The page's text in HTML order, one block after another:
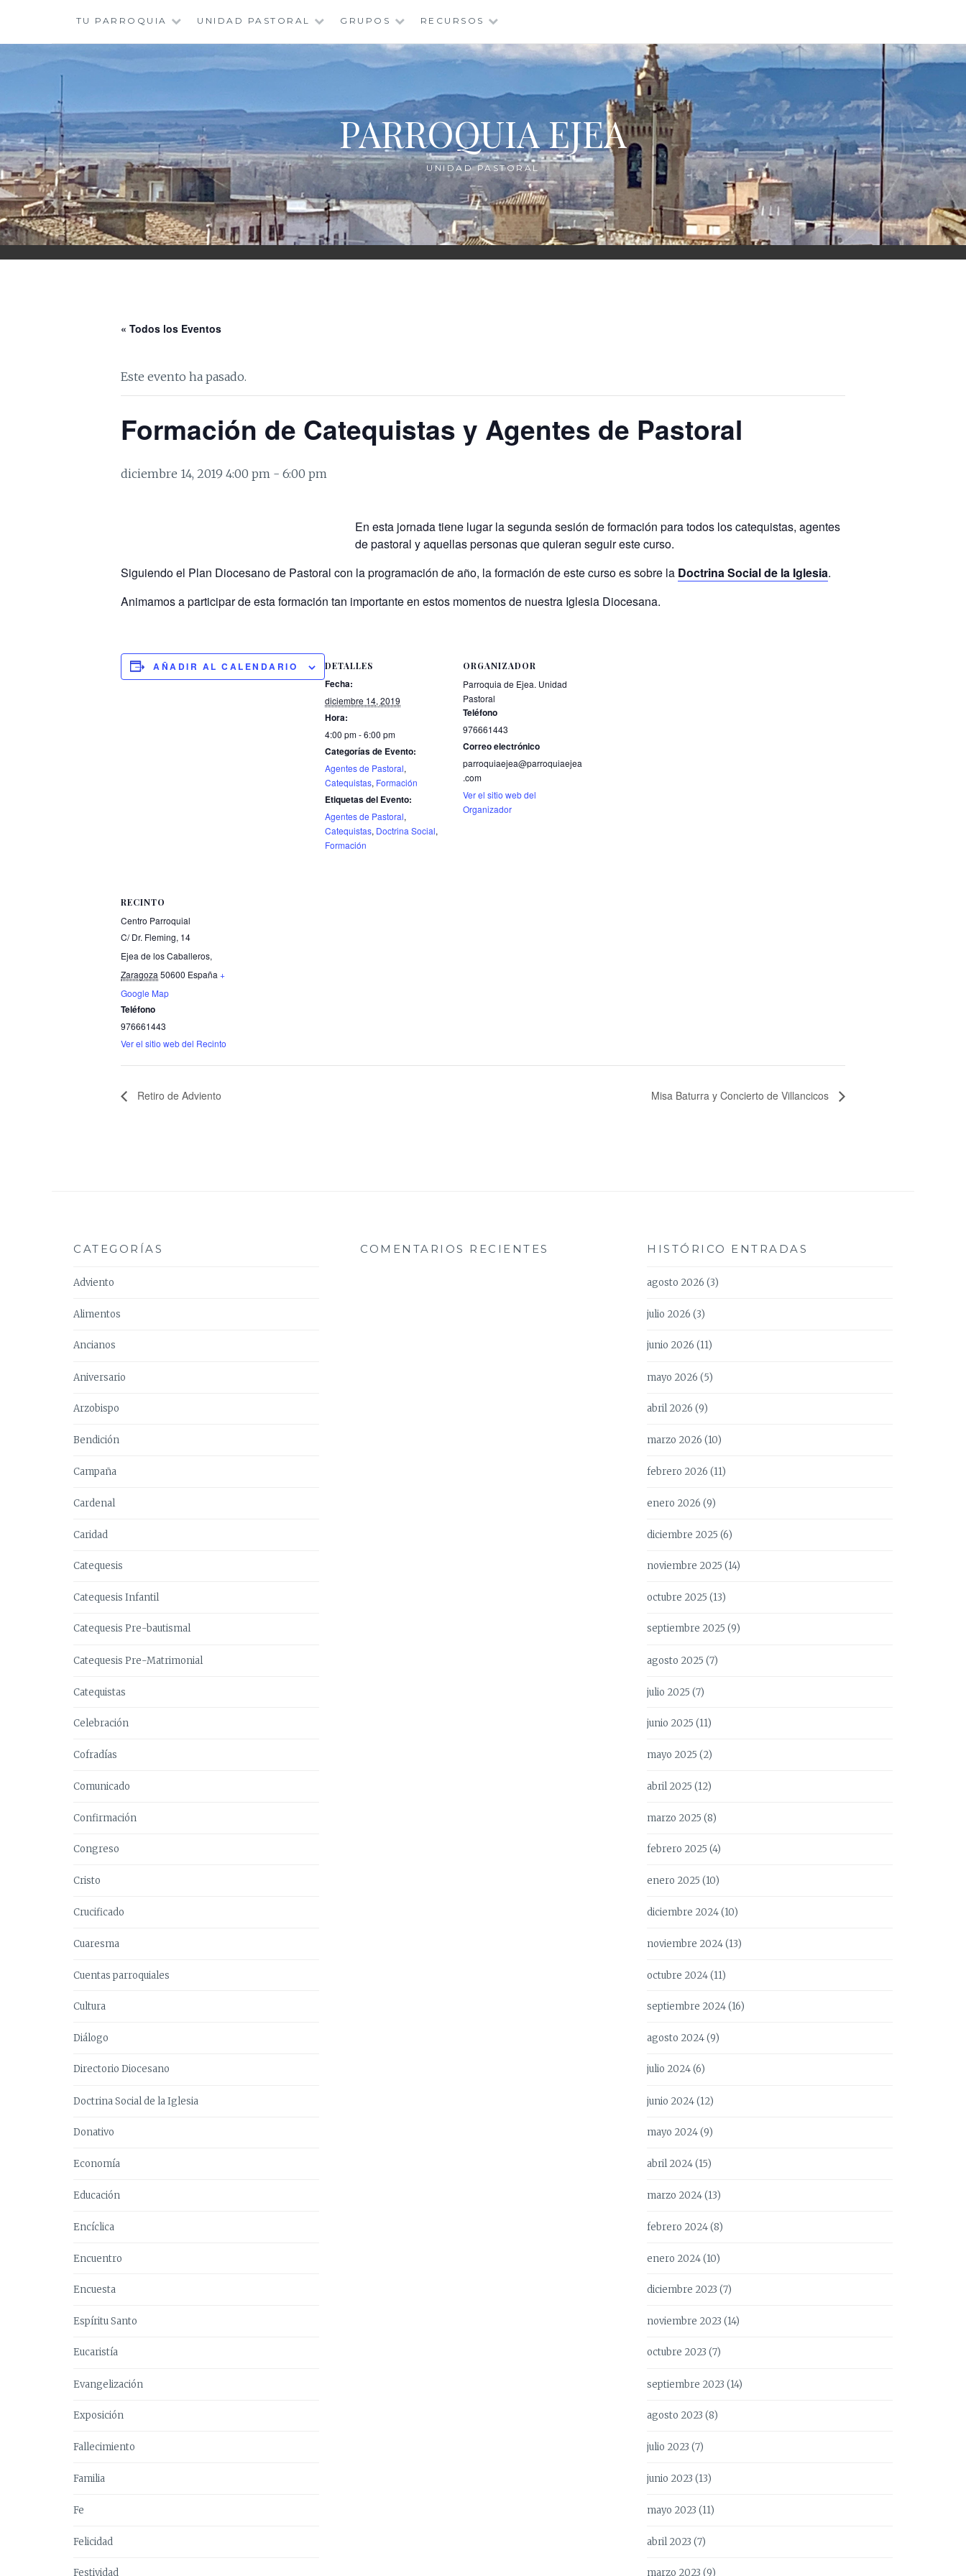
contenido
TU PARROQUIA UNIDAD PASTORAL GRUPOS RECURSOS
PARROQUIA EJEA
UNIDAD PASTORAL
« Todos los Eventos
Este evento ha pasado.
Formación de Catequistas y Agentes de Pastoral
diciembre 14, 2019 4:00 pm - 6:00 pm
En esta jornada tiene lugar la segunda sesión de formación para todos los catequistas, agentes
de pastoral y aquellas personas que quieran seguir este curso.
Siguiendo el Plan Diocesano de Pastoral con la programación de año, la formación de este curso es sobre la Doctrina Social de la Iglesia.
Animamos a participar de esta formación tan importante en estos momentos de nuestra Iglesia Diocesana.
AÑADIR AL CALENDARIO DETALLES
Fecha:
diciembre 14, 2019
Hora:
4:00 pm - 6:00 pm
Categorías de Evento:
Agentes de Pastoral,
Catequistas, Formación
Etiquetas del Evento:
Agentes de Pastoral,
Catequistas, Doctrina Social,
Formación
ORGANIZADOR
Parroquia de Ejea. Unidad
Pastoral
Teléfono
976661443
Correo electrónico
parroquiaejea@parroquiaejea
.com
Ver el sitio web del
Organizador
RECINTO
Centro Parroquial
C/ Dr. Fleming, 14
Ejea de los Caballeros,
Zaragoza 50600 España +
Google Map
Teléfono
976661443
Ver el sitio web del Recinto
Retiro de Adviento Misa Baturra y Concierto de Villancicos
CATEGORÍAS
Adviento
Alimentos
Ancianos
Aniversario
Arzobispo
Bendición
Campaña
Cardenal
Caridad
Catequesis
Catequesis Infantil
Catequesis Pre-bautismal
Catequesis Pre-Matrimonial
Catequistas
Celebración
Cofradías
Comunicado
Confirmación
Congreso
Cristo
Crucificado
Cuaresma
Cuentas parroquiales
Cultura
Diálogo
Directorio Diocesano
Doctrina Social de la Iglesia
Donativo
Economía
Educación
Encíclica
Encuentro
Encuesta
Espíritu Santo
Eucaristía
Evangelización
Exposición
Fallecimiento
Familia
Fe
Felicidad
Festividad
COMENTARIOS RECIENTES HISTÓRICO ENTRADAS
agosto 2026 (3)
julio 2026 (3)
junio 2026 (11)
mayo 2026 (5)
abril 2026 (9)
marzo 2026 (10)
febrero 2026 (11)
enero 2026 (9)
diciembre 2025 (6)
noviembre 2025 (14)
octubre 2025 (13)
septiembre 2025 (9)
agosto 2025 (7)
julio 2025 (7)
junio 2025 (11)
mayo 2025 (2)
abril 2025 (12)
marzo 2025 (8)
febrero 2025 (4)
enero 2025 (10)
diciembre 2024(10)
noviembre 2024(13)
octubre 2024(11)
septiembre 2024(16)
agosto 2024(9)
julio 2024(6)
junio 2024(12)
mayo 2024(9)
abril 2024(15)
marzo 2024(13)
febrero 2024(8)
enero 2024(10)
diciembre 2023 (7)
noviembre 2023 (14)
octubre 2023 (7)
septiembre 2023 (14)
agosto 2023 (8)
julio 2023 (7)
junio 2023 (13)
mayo 2023 (11)
abril 2023 (7)
marzo 2023 (9)